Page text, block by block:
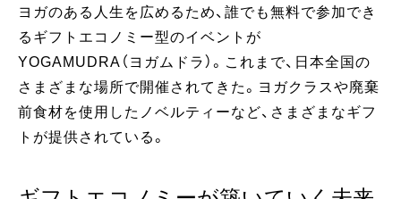
ヨガのある人生を広めるため、誰でも無料で参加でき
るギフトエコノミー型のイベントが
YOGAMUDRA（ヨガムドラ）。これまで、日本全国の
さまざまな場所で開催されてきた。ヨガクラスや廃棄
前食材を使用したノベルティーなど、さまざまなギフ
トが提供されている。